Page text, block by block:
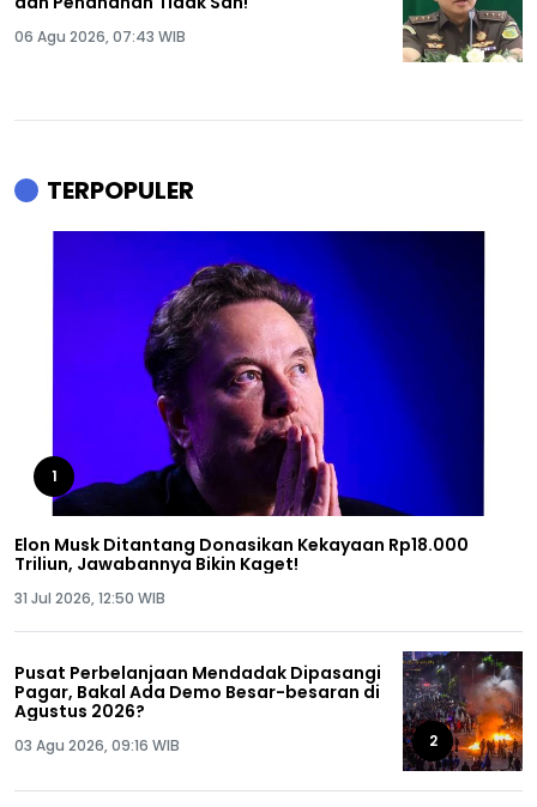
06 Agu 2026, 07:43 WIB
TERPOPULER
1
Elon Musk Ditantang Donasikan Kekayaan Rp18.000
Triliun, Jawabannya Bikin Kaget!
31 Jul 2026, 12:50 WIB
Pusat Perbelanjaan Mendadak Dipasangi
Pagar, Bakal Ada Demo Besar-besaran di
Agustus 2026?
03 Agu 2026, 09:16 WIB 2